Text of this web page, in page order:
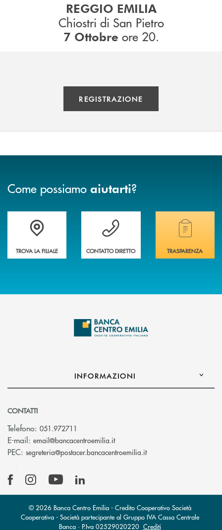
REGGIO EMILIA
Chiostri di San Pietro
7 Ottobre ore 20.
REGISTRAZIONE
Come possiamo aiutarti?
Accedi all' elenco completo delle filiali
TROVA LA FILIALE
Vuoi avere maggiori informazioni sulla
CONTATTO DIRETTO
Hai bisogno di
TRASPARENZA
INFORMAZIONI
CONTATTI
Telefono: 051.972711
E-mail: email@bancacentroemilia.it(si apre l’app di posta
PEC: segreteria@postacer.bancacentroemilia.it(si apre l’app di
© 2026 Banca Centro Emilia - Credito Cooperativo Società
Cooperativa - Società partecipante al Gruppo IVA Cassa Centrale
Banca · P.Iva 02529020220 Crediti